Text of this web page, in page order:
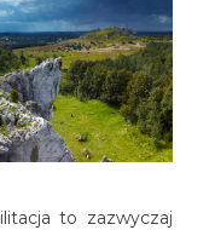
terenie miasta
„Bajkowe Bielsko-
to zazwyczaj